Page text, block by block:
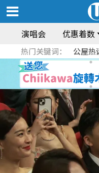
演唱会 优惠着数
热门关键词： 公屋热